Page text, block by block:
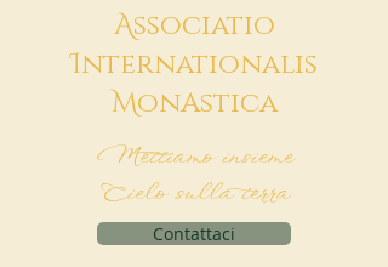
Associatio
Internationalis
MonAstica
Mettiamo insieme
Cielo sulla terra
Contattaci